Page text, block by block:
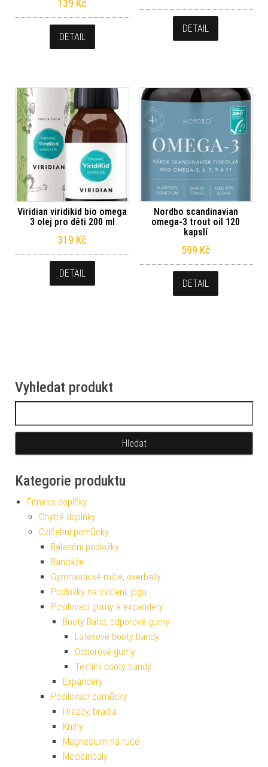
139 Kč
DETAIL
DETAIL
Viridian viridikid bio omega
3 olej pro děti 200 ml
319 Kč
DETAIL
Nordbo scandinavian
omega-3 trout oil 120
kapslí
599 Kč
DETAIL
Vyhledat produkt
Kategorie produktu
Fitness doplňky
Chytré doplňky
Cvičební pomůcky
Balanční podložky
Bandáže
Gymnastické míče, overbally
Podložky na cvičení, jógu
Posilovací gumy a expandery
Booty Band, odporové gumy
Latexové booty bandy
Odporové gumy
Textilní booty bandy
Expandéry
Posilovací pomůcky
Hrazdy, bradla
Knihy
Magnesium na ruce
Medicinbaly